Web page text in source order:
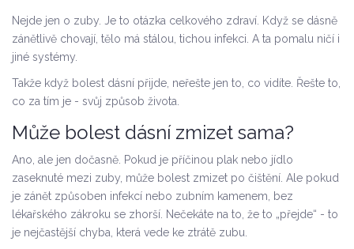
Nejde jen o zuby. Je to otázka celkového zdraví. Když se dásně
zánětlivě chovají, tělo má stálou, tichou infekci. A ta pomalu ničí i
jiné systémy.
Takže když bolest dásní přijde, neřešte jen to, co vidíte. Řešte to,
co za tím je - svůj způsob života.
Může bolest dásní zmizet sama?
Ano, ale jen dočasně. Pokud je příčinou plak nebo jídlo
zaseknuté mezi zuby, může bolest zmizet po čištění. Ale pokud
je zánět způsoben infekcí nebo zubním kamenem, bez
lékařského zákroku se zhorší. Nečekáte na to, že to „přejde“ - to
je nejčastější chyba, která vede ke ztrátě zubu.